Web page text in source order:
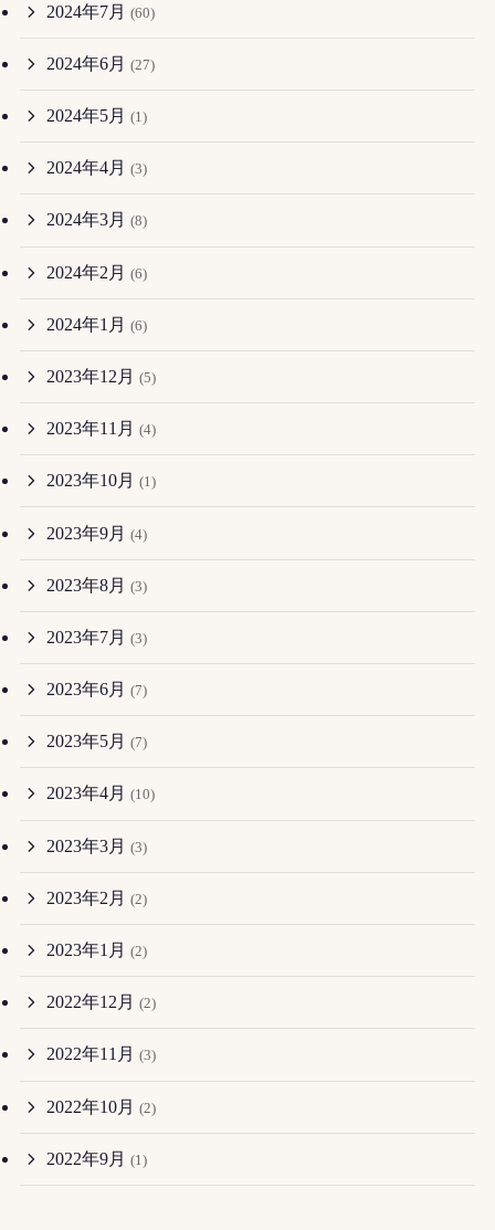
2024年7月 (60)
2024年6月 (27)
2024年5月 (1)
2024年4月 (3)
2024年3月 (8)
2024年2月 (6)
2024年1月 (6)
2023年12月 (5)
2023年11月 (4)
2023年10月 (1)
2023年9月 (4)
2023年8月 (3)
2023年7月 (3)
2023年6月 (7)
2023年5月 (7)
2023年4月 (10)
2023年3月 (3)
2023年2月 (2)
2023年1月 (2)
2022年12月 (2)
2022年11月 (3)
2022年10月 (2)
2022年9月 (1)